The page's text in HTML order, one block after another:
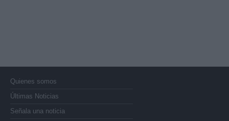
Quienes somos
Últimas Noticias
Señala una noticia